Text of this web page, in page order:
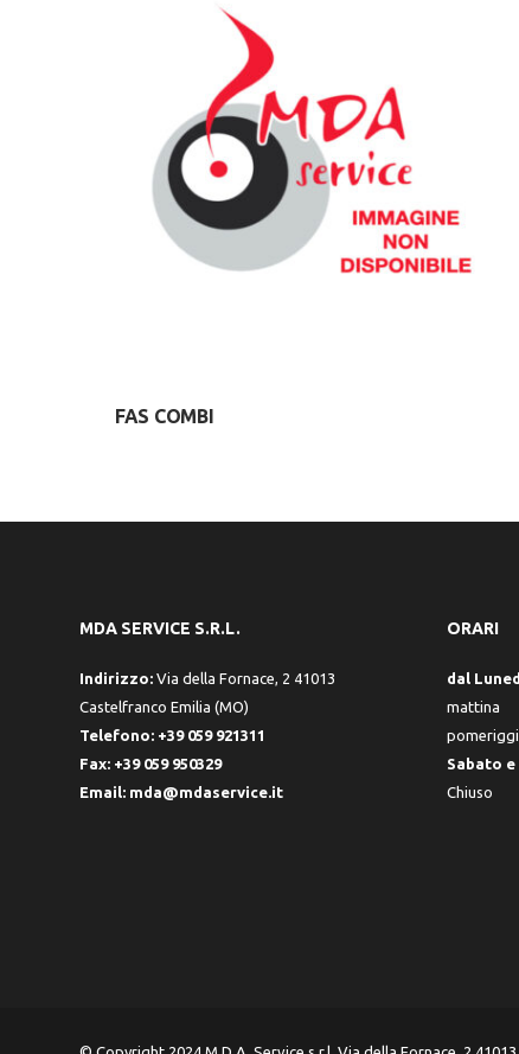
FAS COMBI
MDA SERVICE S.R.L.
Indirizzo: Via della Fornace, 2 41013
Castelfranco Emilia (MO)
Telefono: +39 059 921311
Fax: +39 059 950329
Email: mda@mdaservice.it
ORARI
dal
mattina
Sabato
Chiuso